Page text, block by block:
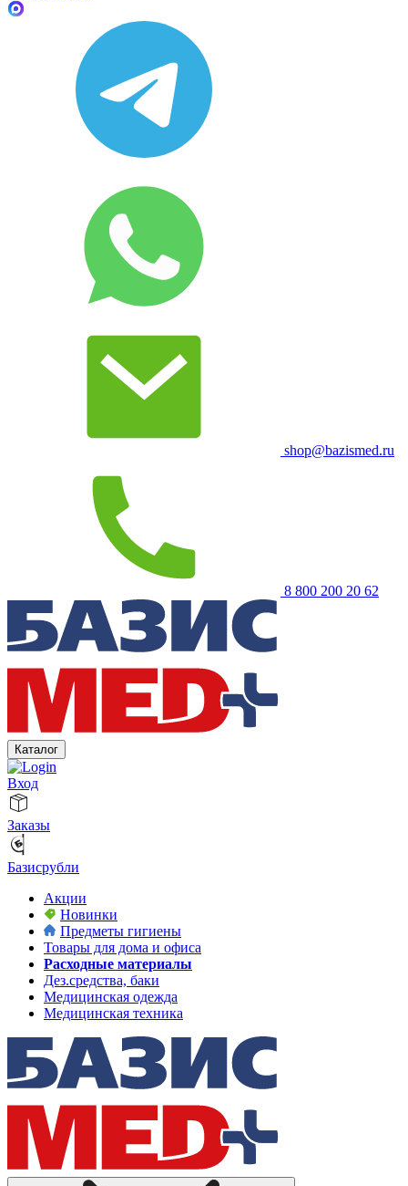
shop@bazismed.ru
8 800 200 20 62
Каталог
Вход
Заказы
Базисрубли
Акции
Новинки
Предметы гигиены
Товары для дома и офиса
Расходные материалы
Дез.средства, баки
Медицинская одежда
Медицинская техника